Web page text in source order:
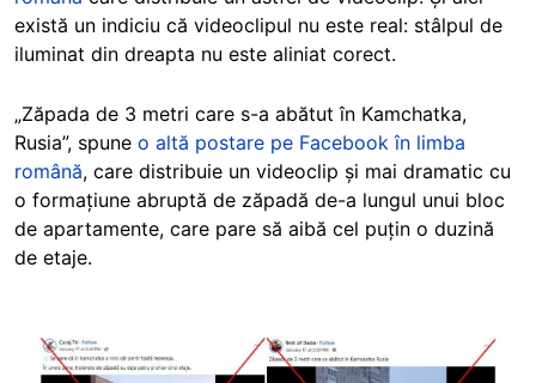
există un indiciu că videoclipul nu este real: stâlpul de
iluminat din dreapta nu este aliniat corect.
„Zăpada de 3 metri care s-a abătut în Kamchatka,
Rusia”, spune o altă postare pe Facebook în limba
română, care distribuie un videoclip și mai dramatic cu
o formațiune abruptă de zăpadă de-a lungul unui bloc
de apartamente, care pare să aibă cel puțin o duzină
de etaje.
Image